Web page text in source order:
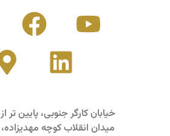
خیابان کارگر جنوبی، پایین تر از
میدان انقلاب کوچه مهدیزاده،